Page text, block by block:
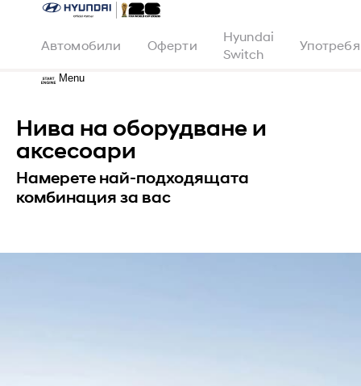
Автомобили Оферти
Hyundai
Switch
Menu
Основни акценти
Пробег и зареждане
Функционалности
N Line
Аксесоари
Технически данни
Нива на оборудване и
аксесоари
Намерете най-подходящата
комбинация за вас